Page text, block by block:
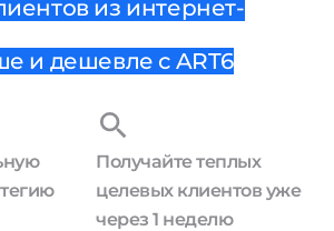
из интернет-
и дешевле с ART6
Получайте теплых
целевых клиентов уже
через 1 неделю